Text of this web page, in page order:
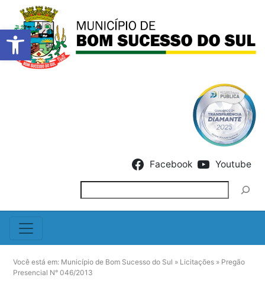
Barra de Ferramentas
Facebook Youtube
Você está em: Município de Bom Sucesso do Sul » Licitações » Pregão
Presencial N° 046/2013